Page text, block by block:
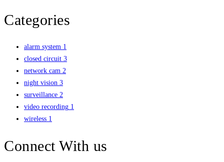
Categories
alarm system 1
closed circuit 3
network cam 2
night vision 3
surveillance 2
video recording 1
wireless 1
Connect With us